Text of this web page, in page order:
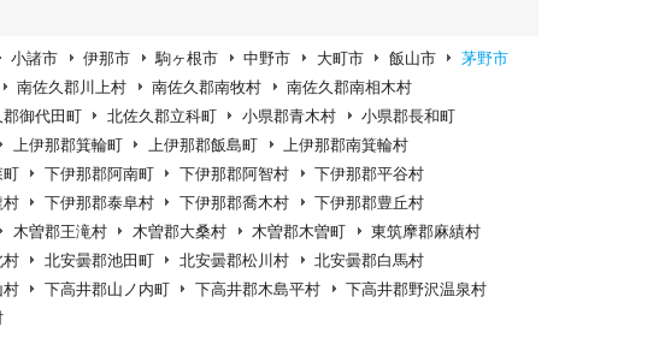
小諸市 伊那市 駒ヶ根市 中野市 大町市 飯山市
茅野市
南佐久郡川上村 南佐久郡南牧村
南佐久郡南相木村
御代田町 北佐久郡立科町 小県郡青木村
小県郡長和町
上伊那郡箕輪町 上伊那郡飯島町
上伊那郡南箕輪村
町 下伊那郡阿南町 下伊那郡阿智村
下伊那郡平谷村
村 下伊那郡泰阜村 下伊那郡喬木村
下伊那郡豊丘村
木曽郡王滝村 木曽郡大桑村 木曽郡木曽町
東筑摩郡麻績村
村 北安曇郡池田町 北安曇郡松川村
北安曇郡白馬村
村 下高井郡山ノ内町 下高井郡木島平村
下高井郡野沢温泉村